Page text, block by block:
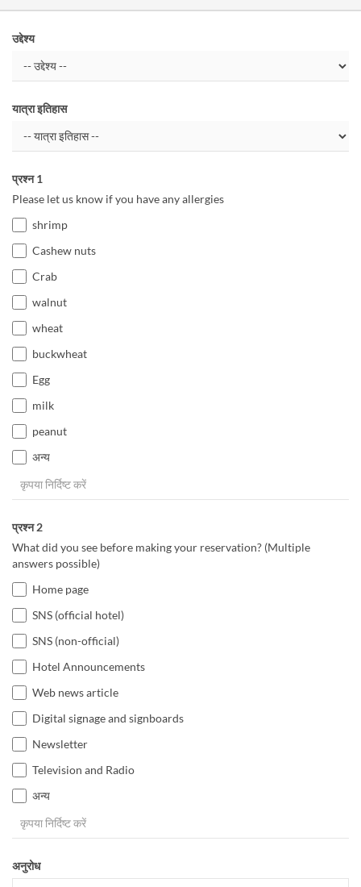
उद्देश्य
यात्रा इतिहास
प्रश्न 1
Please let us know if you have any allergies
shrimp
Cashew nuts
Crab
walnut
wheat
buckwheat
Egg
milk
peanut
अन्य
प्रश्न 2
What did you see before making your reservation? (Multiple
answers possible)
Home page
SNS (official hotel)
SNS (non-official)
Hotel Announcements
Web news article
Digital signage and signboards
Newsletter
Television and Radio
अन्य
अनुरोध